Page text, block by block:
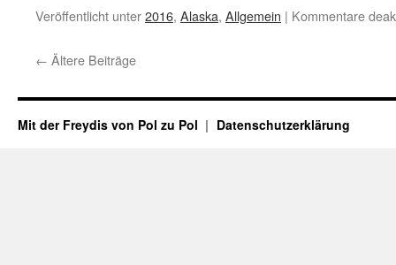
Veröffentlicht unter2016, Alaska, Allgemein | Kommentare
← Ältere Beiträge
Mit der Freydis von Pol zu Pol Datenschutzerklärung